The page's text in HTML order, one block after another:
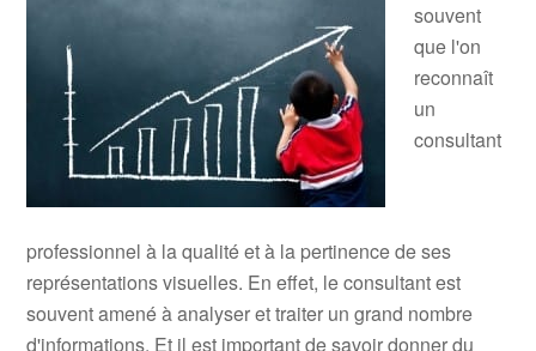
souvent
que l'on
reconnaît
un
consultant
professionnel à la qualité et à la pertinence de ses
représentations visuelles. En effet, le consultant est
souvent amené à analyser et traiter un grand nombre
d'informations. Et il est important de savoir donner du